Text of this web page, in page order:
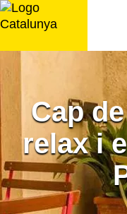
Saltar
al
Cap
relax i